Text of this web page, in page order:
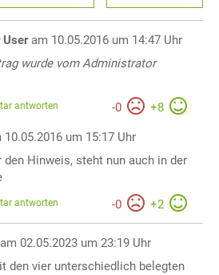
User am 10.05.2016 um 14:47 Uhr
wurde vom Administrator
-0 +8
antworten
10.05.2016 um 15:17 Uhr
den Hinweis, steht nun auch in der
-0 +2
antworten
am 02.05.2023 um 23:19 Uhr
den vier unterschiedlich belegten